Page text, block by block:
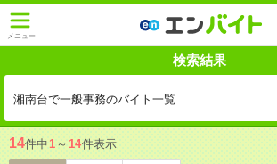
メニュー
検索結果
湘南台で一般事務のバイト一覧
14件中1 ～ 14件表示